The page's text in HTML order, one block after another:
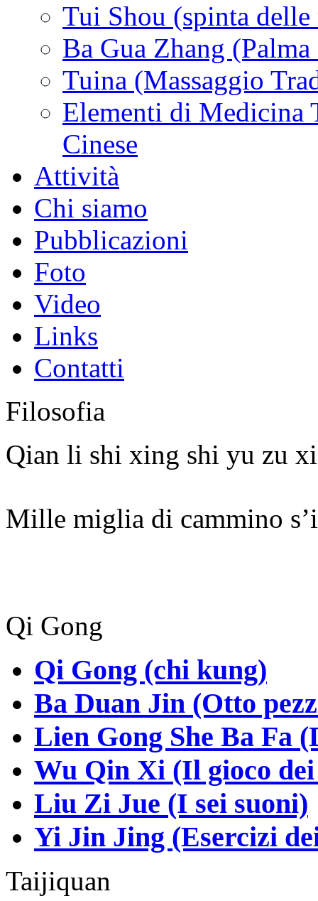
Tui Shou (spinta delle
Ba Gua Zhang
Tuina (Massaggio
Elementi di Medicina
Cinese
Attività
Chi siamo
Pubblicazioni
Foto
Video
Links
Contatti
Filosofia
Qian li shi xing shi yu zu
Mille miglia di cammino
Qi Gong
Qi Gong (chi kung)
Ba Duan Jin (Otto
Lien Gong She Ba Fa
Wu Qin Xi (Il gioco
Liu Zi Jue (I sei suoni)
Yi Jin Jing (Esercizi
Taijiquan